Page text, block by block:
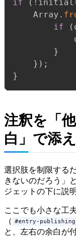
if ( !
    Array
.
if
(
}
} ) ;
}
注釈を「
白」で添
選択肢を制限する
きないのだろう」
ジェットの下に説
ここでも小さな工
（ #entry-
と、左右の余白が